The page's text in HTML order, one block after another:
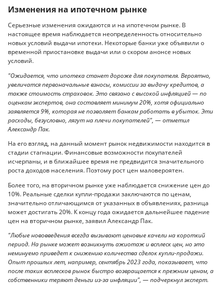
Изменения на ипотечном рынке
Серьезные изменения ожидаются и на ипотечном рынке. В
настоящее время наблюдается неопределенность относительно
новых условий выдачи ипотеки. Некоторые банки уже объявили о
временной приостановке выдачи или о скором анонсе новых
условий.
"Ожидается, что ипотека станет дороже для покупателя. Вероятно,
увеличатся первоначальные взносы, комиссии за выдачу кредитов, а
также стоимость страховок. Это связано с высокой инфляцией — по
оценкам экспертов, она составляет минимум 20%, хотя официально
заявляется 9%, которая не позволяет банкам работать в убыток. Эти
расходы, безусловно, лягут на плечи покупателей", — отметил
Александр Пак.
На его взгляд, на данный момент рынок недвижимости находится в
стадии стагнации. Финансовые возможности покупателей
исчерпаны, и в ближайшее время не предвидится значительного
роста доходов населения. Поэтому рост цен маловероятен.
Более того, на вторичном рынке уже наблюдается снижение цен до
10%. Реальные сделки купли-продажи заключаются по ценам,
значительно отличающимся от указанных в объявлениях, разница
может достигать 20%. К концу года ожидается дальнейшее падение
цен на вторичном рынке, заявил Александр Пак.
"Любые нововведения всегда вызывают ценовые качели на короткий
период. На рынке может возникнуть ажиотаж и всплеск цен, но это
неминуемо приведет к снижению количества сделок купли-продажи.
Опыт прошлых лет, например, сентябрь 2023 года, показывает, что
после таких всплесков рынок быстро возвращается к прежним ценам, а
собственники теряют деньги из-за инфляции", — подчеркнул эксперт.